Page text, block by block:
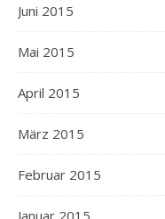
Juni 2015
Mai 2015
April 2015
März 2015
Februar 2015